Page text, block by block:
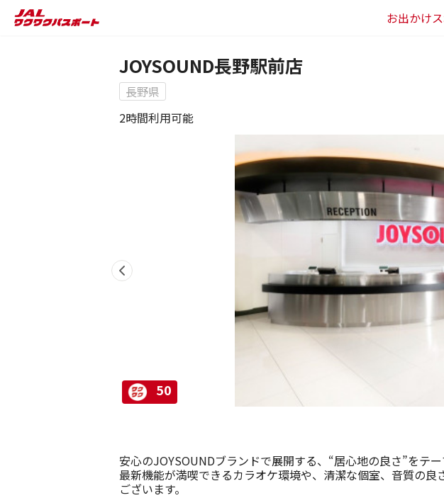
お出かけ
JOYSOUND長野駅前店
長野県
2時間利用可能
50
安心のJOYSOUNDブランドで展開する、“居心地の良さ”をテー
最新機能が満喫できるカラオケ環境や、清潔な個室、音質の
ございます。